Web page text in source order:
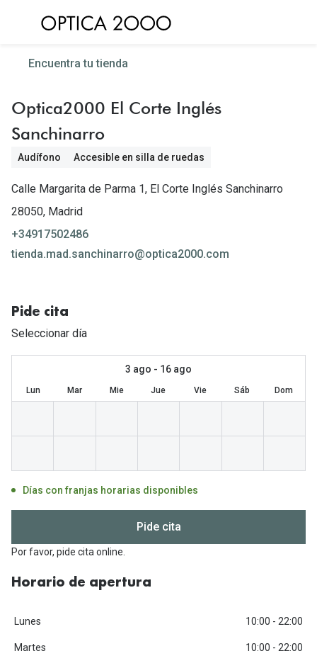
contenido
Ver todas las gafas de sol
Gafas de Sol Mujer
Gafas de Sol Niños
Gafas de Sol Deportivas
Gafas de Sol Polarizadas
Ray Ban Polarizadas
Gafas de Sol Mas Vendidas
Oakley
Prada
Versace
Arnette
Vogue
Lentillas
Encuentra tu tienda
Optica2000 El Corte Inglés
Sanchinarro
Audífono Accesible en silla de ruedas
Calle Margarita de Parma 1, El Corte Inglés Sanchinarro
28050, Madrid
+34917502486
tienda.mad.sanchinarro@optica2000.com
Pide cita
Seleccionar día
3 ago - 16 ago
Lun Mar Mie Jue Vie Sáb Dom
Días con franjas horarias disponibles
Pide cita
Por favor, pide cita online.
Horario de apertura
Lunes 10:00 - 22:00
Martes 10:00 - 22:00